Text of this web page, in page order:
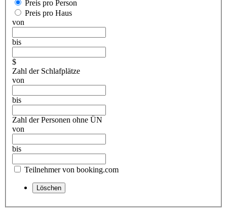
Preis pro Person
Preis pro Haus
von
bis
$
Zahl der Schlafplätze
von
bis
Zahl der Personen ohne ÜN
von
bis
Teilnehmer von booking.com